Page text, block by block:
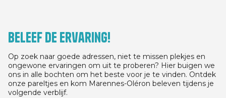
03/07/2026 voor elk verblijf van ten
verblijfsdatum, tussen 05/05/2026 en
13/09/2026.
Beleef de ervaring!
Op zoek naar goede adressen, niet te missen plekjes en
ongewone ervaringen om uit te proberen? Hier buigen we
ons in alle bochten om het beste voor je te vinden. Ontdek
onze pareltjes en kom Marennes-Oléron beleven tijdens je
volgende verblijf.